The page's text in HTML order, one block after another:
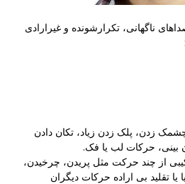
ناگهانی، تکرارشونده و غیرارادی
زدن، پلک زدن زیاد، تکان دادن
حرکات لب یا فک.
از چند حرکت مثل پریدن، چرخیدن،
بی اراده حرکات دیگران